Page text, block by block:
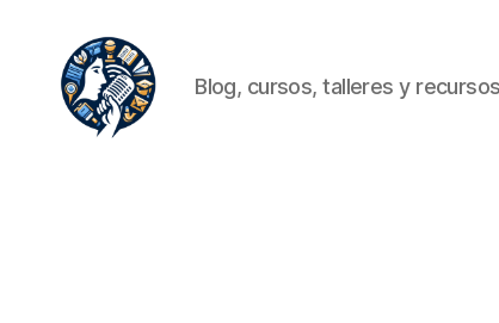
Blog, cursos, talleres y